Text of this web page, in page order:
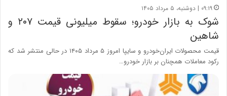
۰۹:۱۹ | دوشنبه، ۵ مرداد ۱۴۰۵
شوک به بازار خودرو؛ سقوط میلیونی قیمت ۲۰۷ و
شاهین
قیمت محصولات ایران‌خودرو و سایپا امروز ۵ مرداد ۱۴۰۵ در حالی منتشر شد که
رکود معاملات همچنان بر بازار خودرو…